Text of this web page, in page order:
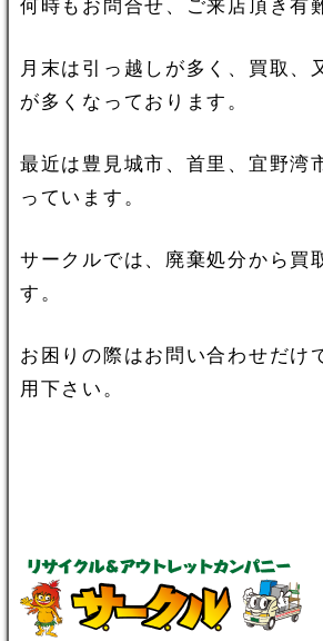
何時もお問合せ、ご来店頂き有
月末は引っ越しが多く、買取、
が多くなっております。
最近は豊見城市、首里、宜野湾
っています。
サークルでは、廃棄処分から買
す。
お困りの際はお問い合わせだけ
用下さい。